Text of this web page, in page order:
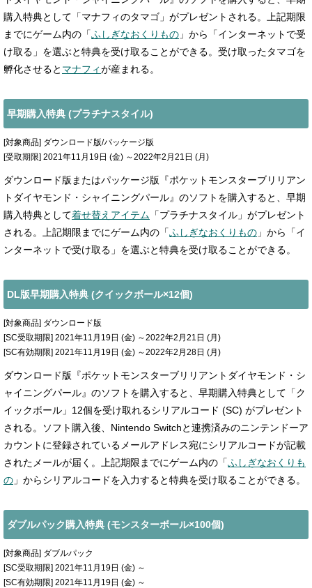
購入特典として「マナフィのタマゴ」がプレゼントされる。上記期限
までにゲーム内の「ふしぎなおくりもの 」から「インターネットで受
け取る」を選ぶと特典を受け取ることができる。受け取ったタマゴを
孵化させると マナフィが産まれる。
早期購入特典 (プラチナスタイル)
[対象商品] ダウンロード版/パッケージ版
[受取期限] 2021年11月19日 (金) ～2022年2月21日 (月)
ダウンロード版またはパッケージ版『ポケットモンスターブリリアン
トダイヤモンド・シャイニングパール』のソフトを購入すると、早期
購入特典として着せ替えアイテム 「プラチナスタイル」がプレゼント
される。上記期限までにゲーム内の「ふしぎなおくりもの 」から「イ
ンターネットで受け取る」を選ぶと特典を受け取ることができる。
DL版早期購入特典 (クイックボール×12個)
[対象商品] ダウンロード版
[SC受取期限] 2021年11月19日 (金) ～2022年2月21日 (月)
[SC有効期限] 2021年11月19日 (金) ～2022年2月28日 (月)
ダウンロード版『ポケットモンスターブリリアントダイヤモンド・シ
ャイニングパール』のソフトを購入すると、早期購入特典として「ク
イックボール」12個を受け取れるシリアルコード (SC) がプレゼント
される。ソフト購入後、Nintendo Switchと連携済みのニンテンドーア
カウントに登録されているメールアドレス宛にシリアルコードが記載
されたメールが届く。上記期限までにゲーム内の「ふしぎなおくりも
の 」からシリアルコードを入力すると特典を受け取ることができる。
ダブルパック購入特典 (モンスターボール×100個)
[対象商品] ダブルパック
[SC受取期限] 2021年11月19日 (金) ～
[SC有効期限] 2021年11月19日 (金) ～